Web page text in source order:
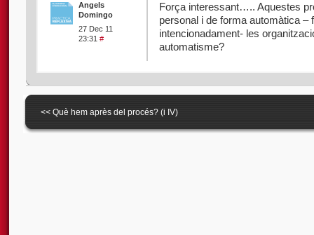
Angels
Domingo
27 Dec 11
23:31 #
Força interessant….. Aquestes
personal i de forma automàtica
intencionadament- les
automatisme?
<< Què hem après del procés? (i IV)